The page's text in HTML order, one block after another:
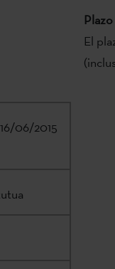
El
16/06/2015